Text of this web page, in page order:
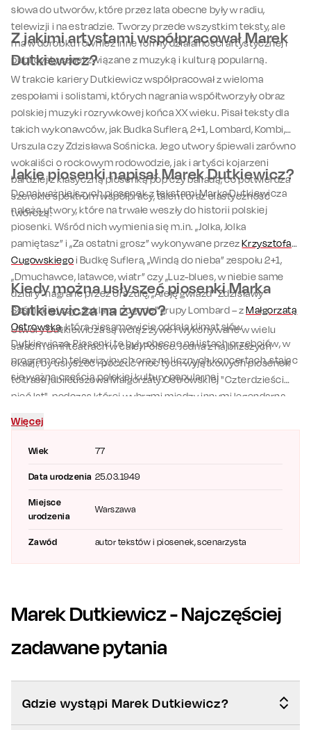
Wiek 77
Data urodzenia 25.03.1949
Miejsce
urodzenia
Warszawa
Zawód autor tekstów i piosenek, scenarzysta
słowa do utworów, które przez lata obecne były w radiu,
telewizji i na estradzie. Tworzy przede wszystkim teksty, ale
ma w dorobku również inne formy działalności artystycznej i
publicystycznej związane z muzyką i kulturą popularną.
Z jakimi artystami współpracował Marek
Dutkiewicz?
W trakcie kariery Dutkiewicz współpracował z wieloma
zespołami i solistami, których nagrania współtworzyły obraz
polskiej muzyki rozrywkowej końca XX wieku. Pisał teksty dla
takich wykonawców, jak Budka Suflera, 2+1, Lombard, Kombi,
Urszula czy Zdzisława Sośnicka. Jego utwory śpiewali zarówno
wokaliści o rockowym rodowodzie, jak i artyści kojarzeni
bardziej z klasyczną piosenką pop czy balladą, co potwierdza
szerokie spektrum współpracy, talent oraz elastyczność
twórczą.
Jakie piosenki napisał Marek Dutkiewicz?
Do najważniejszych piosenek z tekstami Marka Dutkiewicza
należą utwory, które na trwałe weszły do historii polskiej
piosenki. Wśród nich wymienia się m.in. „Jolka, Jolka
pamiętasz” i „Za ostatni grosz” wykonywane przezKrzysztofa
Cugowskiegoi Budkę Suflera, „Windą do nieba” zespołu 2+1,
„Dmuchawce, latawce, wiatr” czy „Luz-blues, w niebie same
dziury” nagrane przez Urszulę, „Aleję gwiazd” Zdzisławy
Sośnickiej czy „Szklaną pogodę” grupy Lombard – zMałgorzatą
Ostrowską, która niesamowicie oddała klimat słów
Dutkiewicza. Piosenki te były obecne na listach przebojów, w
programach telewizyjnych oraz na licznych koncertach, stając
się ważną częścią polskiej kultury popularnej
Kiedy można usłyszeć piosenki Marka
Dutkiewicza na żywo?
Utwory Dutkiewicza są wciąż żywe i wykonywane w wielu
salach i amfiteatrach w całej Polsce. Jedna z najbliższych
okazji, by usłyszeć i poczuć moc tych wyjątkowych piosenek
to trasa jubileuszowa Małgorzaty Ostrowskiej "Czterdzieści
pięć lat", podczas której wybrzmi między innymi legendarna
wieczór w akopaniamencie niezapomnianych hitów!
Więcej
Marek Dutkiewicz- Najczęściej
zadawane pytania
Gdzie wystąpi Marek Dutkiewicz?